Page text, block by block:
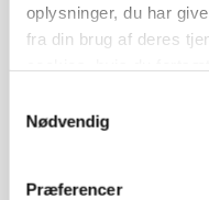
oplysninger, du har
fra din brug af deres
Nødvendig
Præferencer
protestgruppe vil
gødskningslov
POLITIK
Folketinget